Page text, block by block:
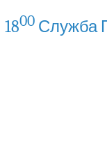
1800 Служба